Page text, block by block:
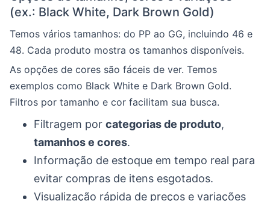
(ex.: Black White, Dark Brown Gold)
Temos vários tamanhos: do PP ao GG, incluindo 46 e
48. Cada produto mostra os tamanhos disponíveis.
As opções de cores são fáceis de ver. Temos
exemplos como Black White e Dark Brown Gold.
Filtros por tamanho e cor facilitam sua busca.
Filtragem por categorias de produto,
tamanhos e cores.
Informação de estoque em tempo real para
evitar compras de itens esgotados.
Visualização rápida de preços e variações